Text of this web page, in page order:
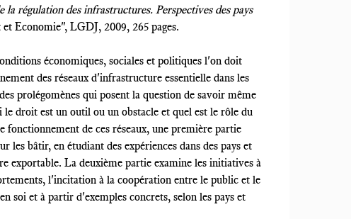
la régulation des infrastructures. Perspectives des pays
Economie", LGDJ, 2009, 265 pages.
économiques, sociales et politiques l'on doit
des réseaux d'infrastructure essentielle dans les
prolégomènes qui posent la question de savoir même
le droit est un outil ou un obstacle et quel est le rôle du
fonctionnement de ces réseaux, une première partie
les bâtir, en étudiant des expériences dans des pays et
exportable. La deuxième partie examine les initiatives à
l'incitation à la coopération entre le public et le
soi et à partir d'exemples concrets, selon les pays et